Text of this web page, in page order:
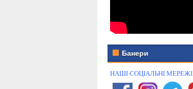
Банери
НАШІ СОЦІАЛЬНІ МЕРЕЖІ